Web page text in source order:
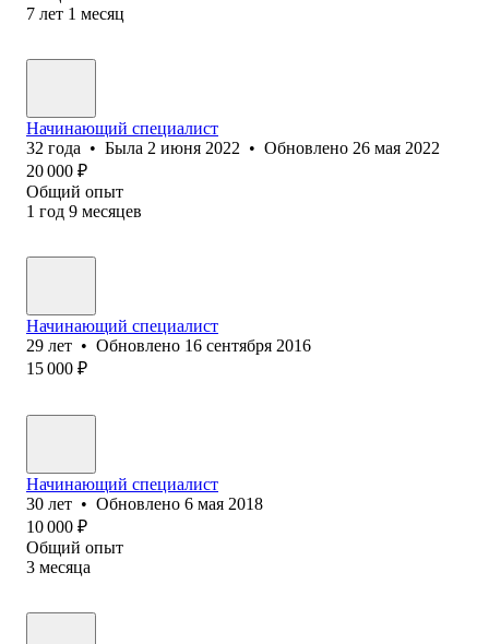
7 лет 1 месяц
Начинающий специалист
32 года • Была 2 июня 2022 • Обновлено 26 мая 2022
20 000 ₽
Общий опыт
1 год 9 месяцев
Начинающий специалист
29 лет • Обновлено 16 сентября 2016
15 000 ₽
Начинающий специалист
30 лет • Обновлено 6 мая 2018
10 000 ₽
Общий опыт
3 месяца